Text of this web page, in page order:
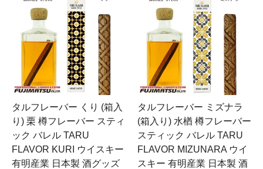
タルフレーバー くり (箱入
り) 栗 樽フレーバー スティ
ック バレル TARU
FLAVOR KURI ウイスキー
有明産業 日本製 酒グッズ
タルフレーバー ミズナラ
(箱入り) 水楢 樽フレーバー
スティック バレル TARU
FLAVOR MIZUNARA ウイ
スキー 有明産業 日本製 酒